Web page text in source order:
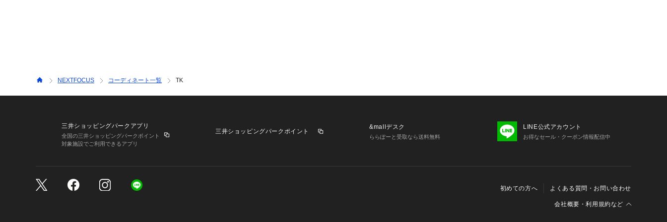
NEXTFOCUS コーディネート一覧 TK
三井ショッピングパークアプリ
全国の三井ショッピングパークポイント
対象施設でご利用できるアプリ
三井ショッピングパークポイント
&mallデスク
ららぽーと受取なら送料無料
LINE公式アカウント
お得なセール・クーポン情報配信中
初めての方へ よくある質問・お問い合わせ
会社概要・利用規約など